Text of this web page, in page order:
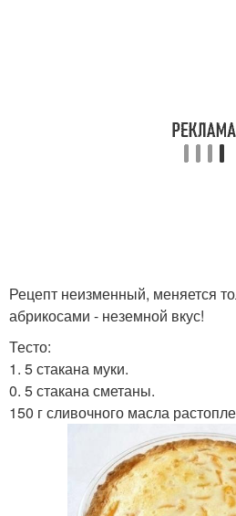
Рецепт неизменный, меняется
абрикосами - неземной вкус!
Тесто:
1. 5 стакана муки.
0. 5 стакана сметаны.
150 г сливочного масла